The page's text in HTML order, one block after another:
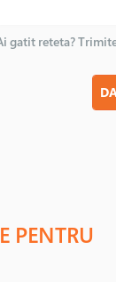
gatit reteta?
PENTRU